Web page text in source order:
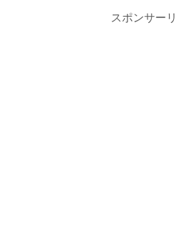
スポンサー